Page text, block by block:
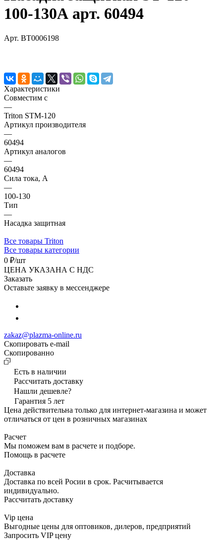
100-130А арт. 60494
Арт. BT0006198
Характеристики
Совместим с
—
Triton STM-120
Артикул производителя
—
60494
Артикул аналогов
—
60494
Сила тока, А
—
100-130
Тип
—
Насадка защитная
Все товары Triton
Все товары категории
0 ₽/шт
ЦЕНА УКАЗАНА С НДС
Заказать
Оставьте заявку в мессенджере
zakaz@plazma-online.ru
Скопировать e-mail
Cкопированно
Есть в наличии
Рассчитать доставку
Нашли дешевле?
Гарантия 5 лет
Цена действительна только для интернет-магазина и может
отличаться от цен в розничных магазинах
Расчет
Мы поможем вам в расчете и подборе.
Помощь в расчете
Доставка
Доставка по всей Росии в срок. Расчитывается
индивидуально.
Рассчитать доставку
Vip цена
Выгодные цены для оптовиков, дилеров, предприятий
Запросить VIP цену